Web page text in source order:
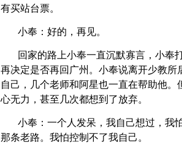
有买站台票。
小奉：好的，再见。
回家的路上小奉一直沉默寡言，小奉
再决定是否再回广州。小奉说离开少教所
自己，几个老师和阿星也一直在帮助他。
心无力，甚至几次都想到了放弃。
小奉：一个人发呆，我自己想过，我
那条老路。我怕控制不了我自己。